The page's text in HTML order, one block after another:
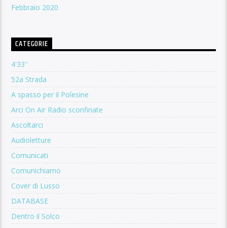
Febbraio 2020
CATEGORIE
4'33''
52a Strada
A spasso per il Polesine
Arci On Air Radio sconfinate
Ascoltarci
Audioletture
Comunicati
Comunichiamo
Cover di Lusso
DATABASE
Dentro il Solco